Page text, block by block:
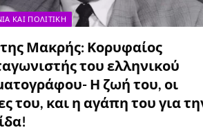
ΚΑΙ ΠΟΛΙΤΙΚΉ
Μακρής: Κορυφαίος
του ελληνικού
Η ζωή του, οι
του, και η αγάπη του για